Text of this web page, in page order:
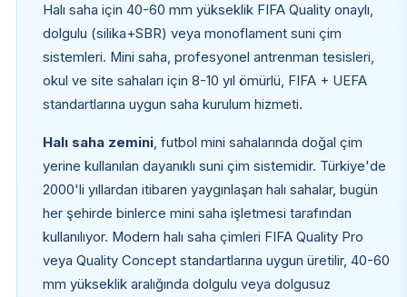
Halı saha için 40-60 mm yükseklik FIFA Quality onaylı,
dolgulu (silika+SBR) veya monoflament suni çim
sistemleri. Mini saha, profesyonel antrenman tesisleri,
okul ve site sahaları için 8-10 yıl ömürlü, FIFA + UEFA
standartlarına uygun saha kurulum hizmeti.
Halı saha zemini, futbol mini sahalarında doğal çim
yerine kullanılan dayanıklı suni çim sistemidir. Türkiye'de
2000'li yıllardan itibaren yaygınlaşan halı sahalar, bugün
her şehirde binlerce mini saha işletmesi tarafından
kullanılıyor. Modern halı saha çimleri FIFA Quality Pro
veya Quality Concept standartlarına uygun üretilir, 40-60
mm yükseklik aralığında dolgulu veya dolgusuz